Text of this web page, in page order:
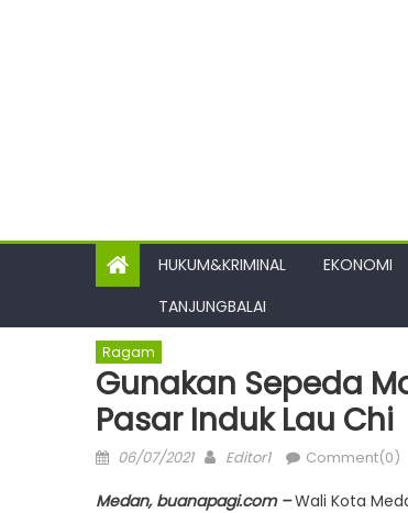
HUKUM&KRIMINAL EKONOMI
TANJUNGBALAI
Ragam
Gunakan Sepeda
Pasar Induk Lau Chi
Posted
06/07/2021 Author
Editor1 Comment(0)
Medan, buanapagi.com –Wali Kota